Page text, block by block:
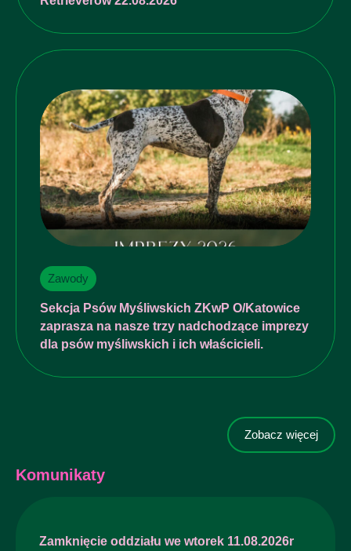
Zawody
Sekcja Psów Myśliwskich ZKwP O/Katowice
zaprasza na nasze trzy nadchodzące imprezy
dla psów myśliwskich i ich właścicieli.
Zobacz więcej
Komunikaty
Zamknięcie oddziału we wtorek 11.08.2026r